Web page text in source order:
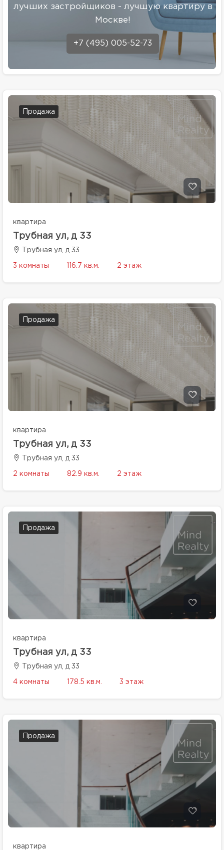
лучших застройщиков - лучшую квартиру в
Москве!
+7 (495) 005-52-73
Продажа
квартира
Трубная ул, д 33
Трубная ул, д 33
3 комнаты 116.7 кв.м. 2 этаж
Продажа
квартира
Трубная ул, д 33
Трубная ул, д 33
2 комнаты 82.9 кв.м. 2 этаж
Продажа
квартира
Трубная ул, д 33
Трубная ул, д 33
4 комнаты 178.5 кв.м. 3 этаж
Продажа
квартира